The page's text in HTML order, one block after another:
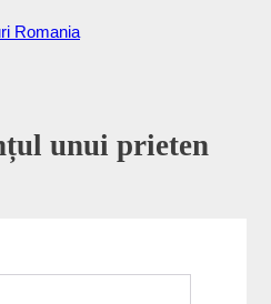
unui prieten